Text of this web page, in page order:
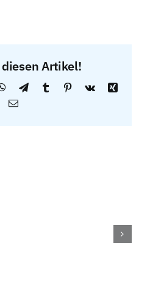
Artikel!
WhatsApp
TelegramTumblr Pinterest
Vk
Xing
E-
Creative